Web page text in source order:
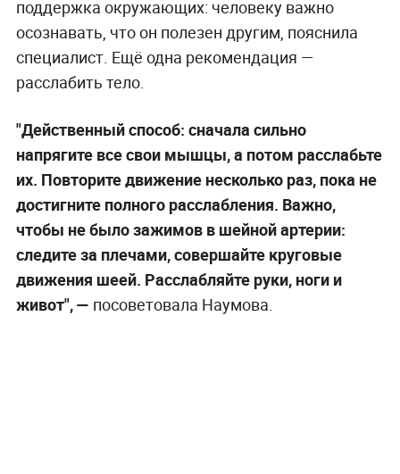
поддержка окружающих: человеку важно
осознавать, что он полезен другим, пояснила
специалист. Ещё одна рекомендация —
расслабить тело.
"Действенный способ: сначала сильно
напрягите все свои мышцы, а потом расслабьте
их. Повторите движение несколько раз, пока не
достигните полного расслабления. Важно,
чтобы не было зажимов в шейной артерии:
следите за плечами, совершайте круговые
движения шеей. Расслабляйте руки, ноги и
живот", — посоветовала Наумова.